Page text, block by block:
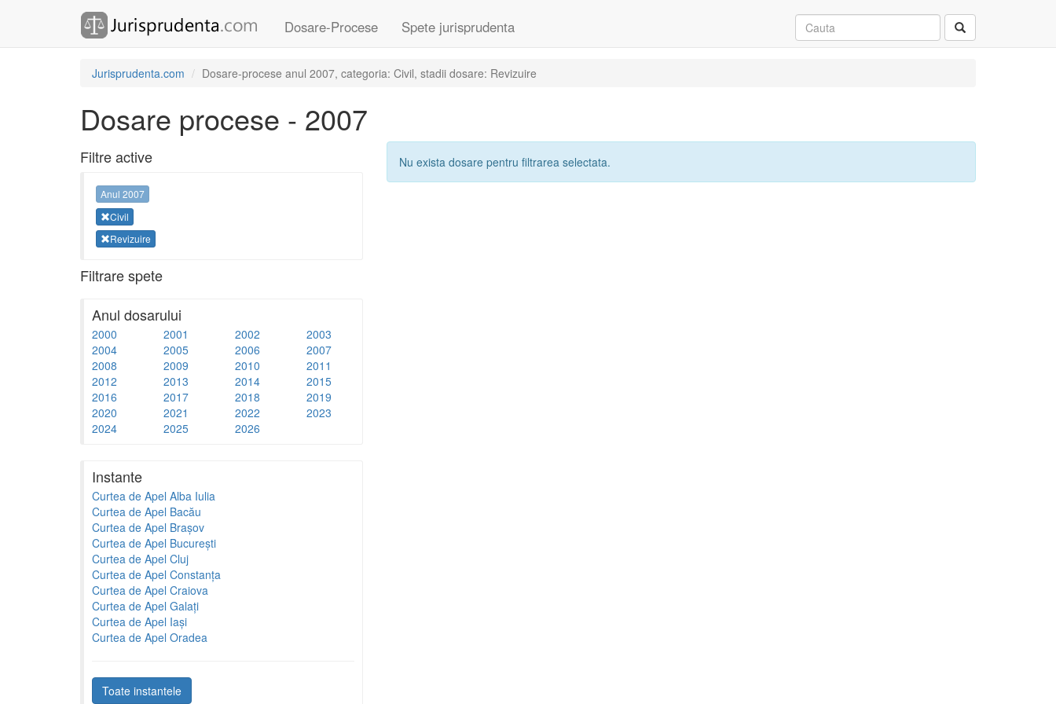
Dosare-Procese Spete jurisprudenta
Jurisprudenta.com Dosare-procese anul 2007, categoria: Civil, stadii dosare: Revizuire
Dosare procese - 2007
Filtre active
Anul 2007
Civil
Revizuire
Filtrare spete
Anul dosarului
2000 2001 2002
2003
2004
2005 2006
2007
2008
2009 2010
2011
2012
2013 2014
2015
2016
2017 2018
2019
2020
2021 2022
2023
2024
2025 2026
Instante
Curtea de Apel Alba Iulia
Curtea de Apel Bacău
Curtea de Apel Brașov
Curtea de Apel București
Curtea de Apel Cluj
Curtea de Apel Constanța
Curtea de Apel Craiova
Curtea de Apel Galați
Curtea de Apel Iași
Curtea de Apel Oradea
Toate instantele
Nu exista dosare pentru filtrarea selectata.